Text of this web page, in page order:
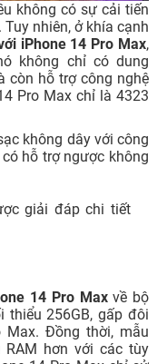
không có sự cải tiến
nhiên, ở khía cạnh
iPhone 14 Pro Max,
không chỉ có dung
còn hỗ trợ công nghệ
Pro Max chỉ là 4323
không dây với công
hỗ trợ ngược không
giải đáp chi tiết
14 Pro Maxvề bộ
thiểu 256GB, gấp đôi
Max. Đồng thời, mẫu
RAM hơn với các tùy